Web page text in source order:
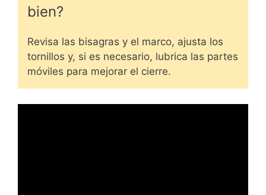
bien?
Revisa las bisagras y el marco, ajusta los
tornillos y, si es necesario, lubrica las partes
móviles para mejorar el cierre.